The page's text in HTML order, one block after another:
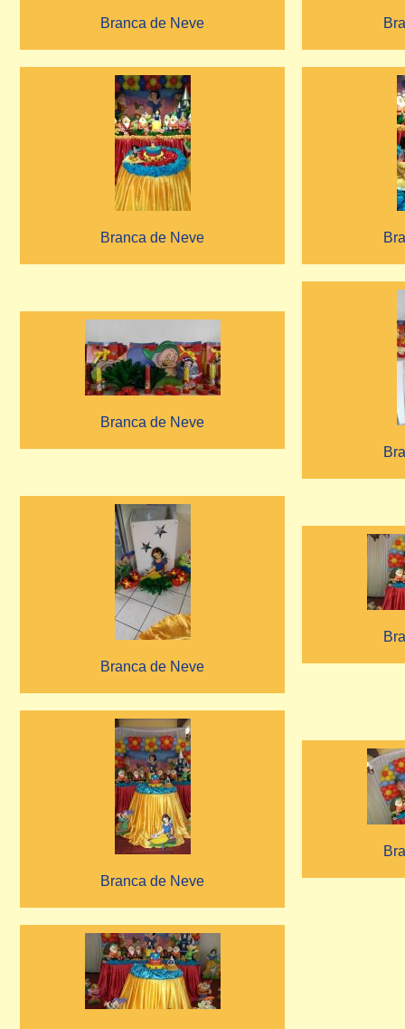
Branca de Neve
Branca de Neve
Branca de Neve
Branca de Neve
Branca de Neve